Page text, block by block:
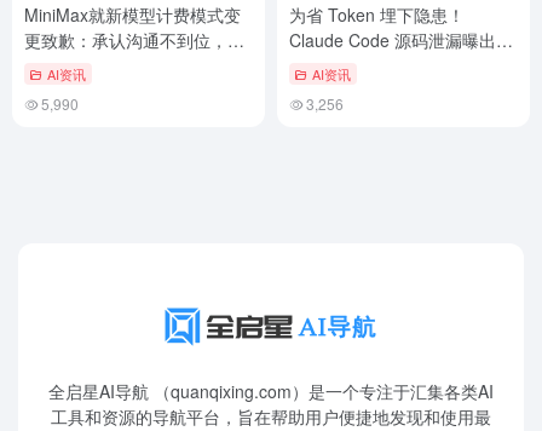
MiniMax就新模型计费模式变
更致歉：承认沟通不到位，公
布老用户补偿及退款方案
AI资讯
5,990
为省 Token 埋下隐患！
Claude Code 源码泄漏曝出首
个高危漏洞
AI资讯
3,256
全启星AI导航 （quanqixing.com）是一个专注于汇集各类AI
工具和资源的导航平台，旨在帮助用户便捷地发现和使用最